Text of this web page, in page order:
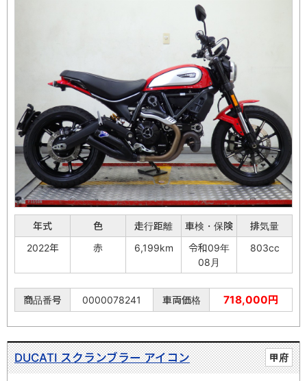
年式 色 走行距離 車検・保険
排気量
2022年
赤 6,199km
令和09年
08月
803cc
商品番号 0000078241 車両価格 718,000円
甲府
DUCATI スクランブラー アイコン